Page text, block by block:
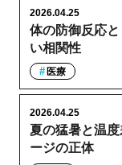
体の防御反応
い相関性
2026.04.25
医療
夏の猛暑と温
ージの正体
2026.04.25